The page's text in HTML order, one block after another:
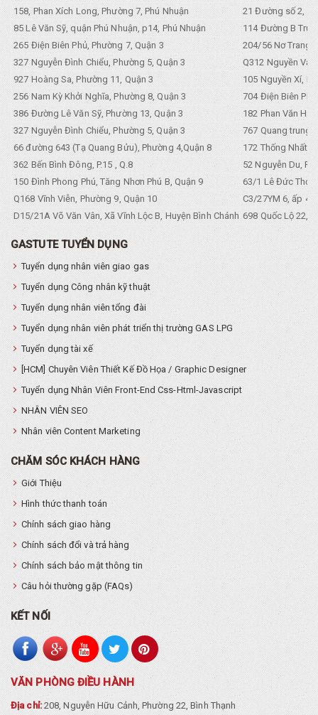
158, Phan Xích Long, Phường 7, Phú Nhuận
21 Đường số 2,
85 Lê Văn Sỹ, quận Phú Nhuận, p14, Phú Nhuận
114 Đường B
265 Điện Biên Phủ, Phường 7, Quận 3
204/56 Nơ Trang
327 Nguyễn Đình Chiểu, Phường 5, Quận 3
Q312 Nguyền
927 Hoàng Sa, Phường 11, Quận 3
105 Nguyền Xí,
256 Nam Kỳ Khởi Nghĩa, Phường 8, Quận 3
704 Điện Biên
386 Đường Lê Văn Sỹ, Phường 13, Quận 3
182 Phan Văn
327 Nguyễn Đình Chiểu, Phường 5, Quận 3
767 Quang trung,
66 đường 643 (Tạ Quang Bửu), Phường 4,Quận 8
172 Thống Nhất.
362 Bến Bình Đông, P.15 , Q.8
52 Nguyễn Du,
150 Đình Phong Phú, Tăng Nhơn Phú B, Quận 9
63/1 Lê Đức Thọ,
Q168 Vĩnh Viễn, Phường 9, Quận 10
C3/27YM 6, ấp 4,
D15/21A Võ Văn Vân, Xã Vĩnh Lộc B, Huyện Bình Chánh 698 Quốc Lộ 22,
GASTUTE TUYỂN DỤNG
Tuyển dụng nhân viên giao gas
Tuyển dụng Công nhân kỹ thuật
Tuyển dụng nhân viên tổng đài
Tuyển dụng nhân viên phát triển thị trường GAS LPG
Tuyển dụng tài xế
[HCM] Chuyên Viên Thiết Kế Đồ Họa / Graphic Designer
Tuyển dụng Nhân Viên Front-End Css-Html-Javascript
NHÂN VIÊN SEO
Nhân viên Content Marketing
CHĂM SÓC KHÁCH HÀNG
Giới Thiệu
Hình thức thanh toán
Chính sách giao hàng
Chính sách đổi và trả hàng
Chính sách bảo mật thông tin
Câu hỏi thường gặp (FAQs)
KẾT NỐI
VĂN PHÒNG ĐIỀU HÀNH
Địa chỉ:208, Nguyễn Hữu Cảnh, Phường 22, Bình Thạnh